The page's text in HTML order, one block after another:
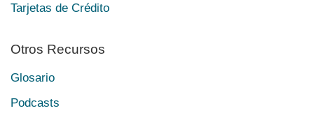
Tarjetas de Crédito
Otros Recursos
Glosario
Podcasts